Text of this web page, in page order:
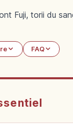
Fuji, torii du
FAQ